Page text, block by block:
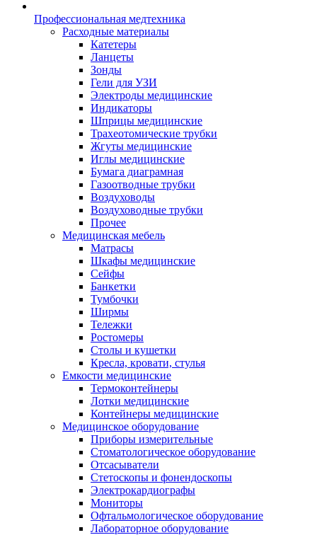
Профессиональная медтехника
Расходные материалы
Катетеры
Ланцеты
Зонды
Гели для УЗИ
Электроды медицинские
Индикаторы
Шприцы медицинские
Трахеотомические трубки
Жгуты медицинские
Иглы медицинские
Бумага диаграмная
Газоотводные трубки
Воздуховоды
Воздуховодные трубки
Прочее
Медицинская мебель
Матрасы
Шкафы медицинские
Сейфы
Банкетки
Тумбочки
Ширмы
Тележки
Ростомеры
Столы и кушетки
Кресла, кровати, стулья
Емкости медицинские
Термоконтейнеры
Лотки медицинские
Контейнеры медицинские
Медицинское оборудование
Приборы измерительные
Стоматологическое оборудование
Отсасыватели
Стетоскопы и фонендоскопы
Электрокардиографы
Мониторы
Офтальмологическое оборудование
Лабораторное оборудование